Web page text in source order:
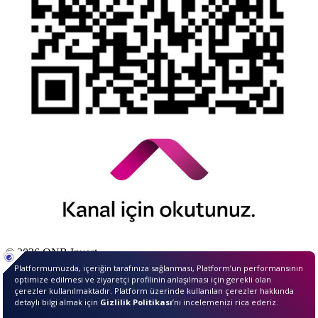
© 2026 QNB Invest,
QNBiştirakidir.